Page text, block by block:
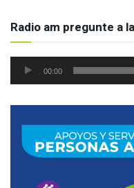
Radio am pregunte a
Reproductor
00:00